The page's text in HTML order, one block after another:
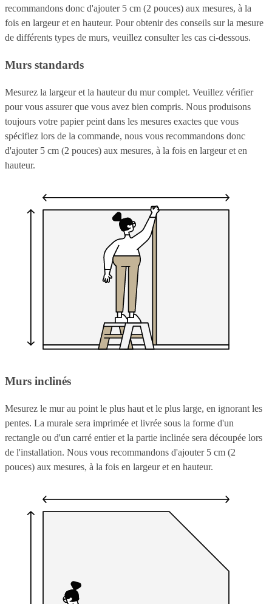
recommandons donc d'ajouter 5 cm (2 pouces) aux mesures, à la
fois en largeur et en hauteur. Pour obtenir des conseils sur la mesure
de différents types de murs, veuillez consulter les cas ci-dessous.
Murs standards
Mesurez la largeur et la hauteur du mur complet. Veuillez vérifier
pour vous assurer que vous avez bien compris. Nous produisons
toujours votre papier peint dans les mesures exactes que vous
spécifiez lors de la commande, nous vous recommandons donc
d'ajouter 5 cm (2 pouces) aux mesures, à la fois en largeur et en
hauteur.
Murs inclinés
Mesurez le mur au point le plus haut et le plus large, en ignorant les
pentes. La murale sera imprimée et livrée sous la forme d'un
rectangle ou d'un carré entier et la partie inclinée sera découpée lors
de l'installation. Nous vous recommandons d'ajouter 5 cm (2
pouces) aux mesures, à la fois en largeur et en hauteur.